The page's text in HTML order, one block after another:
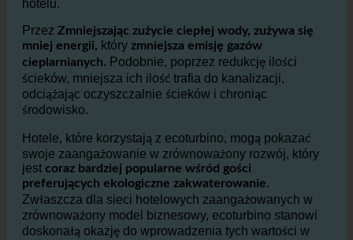
sektora. Każda redukcja zużycia wody i energii ma
pozytywny wpływ na środowisko i obniża ślad węglowy
hotelu.
PrzezZmniejszając zużycie ciepłej wody, zużywa się
mniej energii,któryzmniejsza emisję gazów
cieplarnianych.Podobnie, poprzez redukcję ilości
ścieków, mniejsza ich ilość trafia do kanalizacji,
odciążając oczyszczalnie ścieków i chroniąc
środowisko.
Hotele, które korzystają z ecoturbino, mogą pokazać
swoje zaangażowanie w zrównoważony rozwój, który
jestcoraz bardziej popularne wśród gości
preferujących ekologiczne zakwaterowanie.
Zwłaszcza dla sieci hotelowych zaangażowanych w